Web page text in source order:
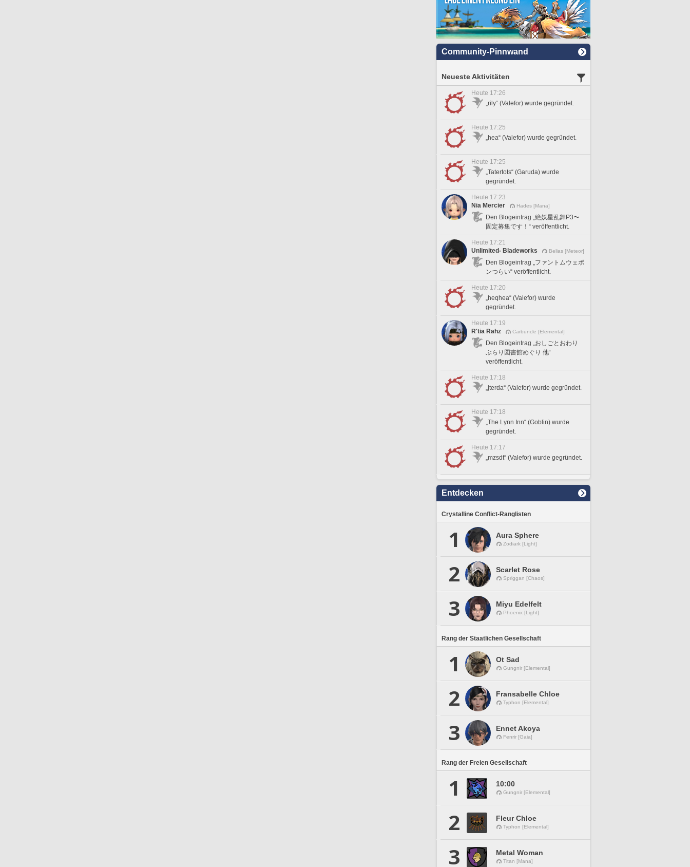
Community-Pinnwand
Neueste Aktivitäten
Heute 17:26
„rily“ (Valefor) wurde gegründet.
Heute 17:25
„hea“ (Valefor) wurde gegründet.
Heute 17:25
„Tatertots“ (Garuda) wurde
gegründet.
Heute 17:23
Nia Mercier
Hades [Mana]
Den Blogeintrag „絶妖星乱舞P3〜
固定募集です！“ veröffentlicht.
Heute 17:21
Unlimited- Bladeworks
Belias [Meteor]
Den Blogeintrag „ファントムウェポ
ンつらい“ veröffentlicht.
Heute 17:20
„heqhea“ (Valefor) wurde
gegründet.
Heute 17:19
R'tia Rahz
Carbuncle [Elemental]
Den Blogeintrag „おしごとおわり
ぶらり図書館めぐり 他“
veröffentlicht.
Heute 17:18
„jterda“ (Valefor) wurde gegründet.
Heute 17:18
„The Lynn Inn“ (Goblin) wurde
gegründet.
Heute 17:17
„mzsdt“ (Valefor) wurde gegründet.
Entdecken
Crystalline Conflict-Ranglisten
1 Aura Sphere
Zodiark [Light]
2 Scarlet Rose
Spriggan [Chaos]
3 Miyu Edelfelt
Phoenix [Light]
Rang der Staatlichen Gesellschaft
1 Ot Sad
Gungnir [Elemental]
2 Fransabelle Chloe
Typhon [Elemental]
3 Ennet Akoya
Fenrir [Gaia]
Rang der Freien Gesellschaft
1 10:00
Gungnir [Elemental]
2 Fleur Chloe
Typhon [Elemental]
3 Metal Woman
Titan [Mana]